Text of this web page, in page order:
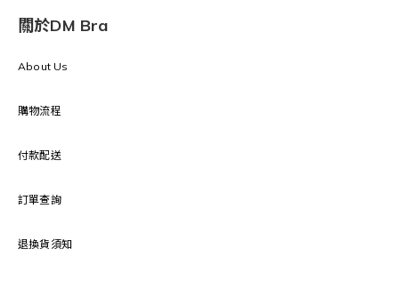
關於DM Bra
About Us
購物流程
付款配送
訂單查詢
退換貨須知